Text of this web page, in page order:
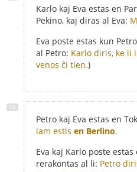
Karlo kaj Eva estas en
Pekino, kaj diras al Eva:
Eva poste estas kun
al Petro: Karlo diris, ke li
venos ĉi tien.)
Petro kaj Eva estas en
iam estis en Berlino.
Eva kaj Karlo poste
rerakontas al li: Petro